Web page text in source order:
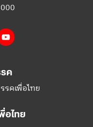
ค
รคเพื่อไทย
อไทย